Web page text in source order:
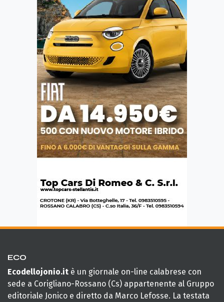
ECO
Ecodellojonio.it è un giornale on-line calabrese con
sede a Corigliano-Rossano (Cs) appartenente al Gruppo
editoriale Jonico e diretto da Marco Lefosse. La testata